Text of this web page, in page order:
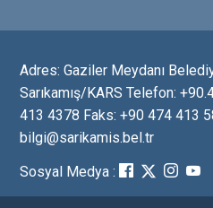
Adres: Gaziler Meydanı
Sarıkamış/KARS Telefon:
413 4378 Faks: +90 474 413
bilgi@sarikamis.bel.tr
Sosyal Medya :